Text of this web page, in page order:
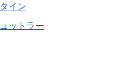
イン
ットラー